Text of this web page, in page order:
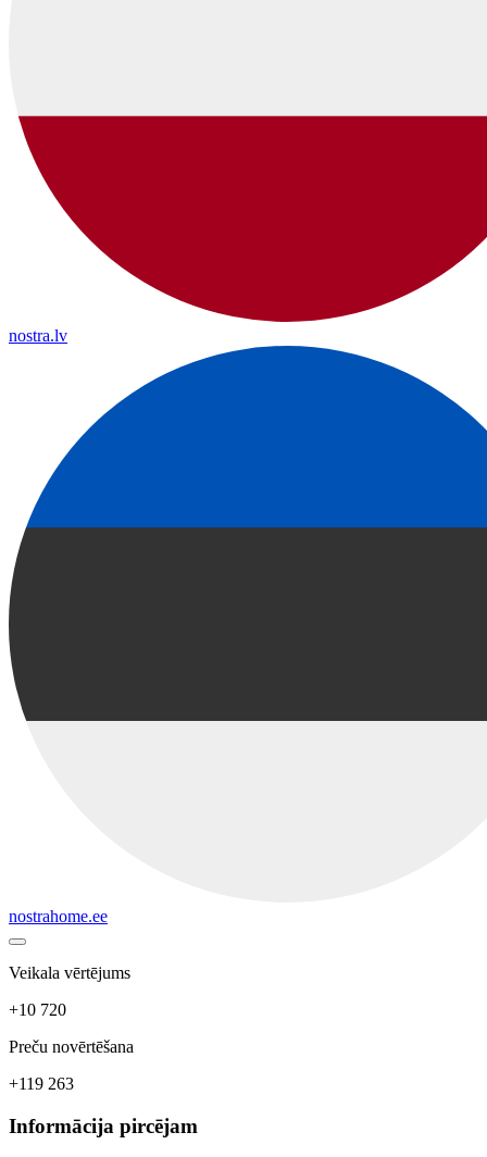
nostra.lv
nostrahome.ee
Veikala vērtējums
+10 720
Preču novērtēšana
+119 263
Informācija pircējam